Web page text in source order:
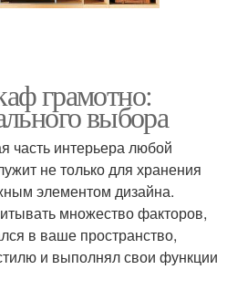
грамотно:
выбора
часть интерьера любой
не только для хранения
элементом дизайна.
множество факторов,
в ваше пространство,
и выполнял свои функции